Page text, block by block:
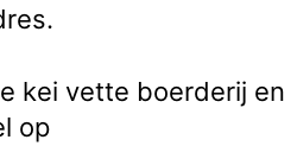
kei vette boerderij en
op